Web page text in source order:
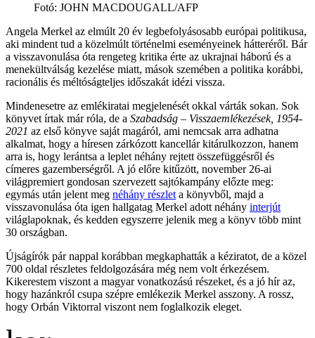
Fotó: JOHN MACDOUGALL/AFP
Angela Merkel az elmúlt 20 év legbefolyásosabb európai politikusa,
aki mindent tud a közelmúlt történelmi eseményeinek hátteréről. Bár
a visszavonulása óta rengeteg kritika érte az ukrajnai háború és a
menekültválság kezelése miatt, mások szemében a politika korábbi,
racionális és méltóságteljes időszakát idézi vissza.
Mindenesetre az emlékiratai megjelenését okkal várták sokan. Sok
könyvet írtak már róla, de a Szabadság – Visszaemlékezések, 1954-
2021 az első könyve saját magáról, ami nemcsak arra adhatna
alkalmat, hogy a híresen zárkózott kancellár kitárulkozzon, hanem
arra is, hogy lerántsa a leplet néhány rejtett összefüggésről és
címeres gazemberségről. A jó előre kitűzött, november 26-ai
világpremiert gondosan szervezett sajtókampány előzte meg:
egymás után jelent meg néhány részlet a könyvből, majd a
visszavonulása óta igen hallgatag Merkel adott néhány interjút
világlapoknak, és kedden egyszerre jelenik meg a könyv több mint
30 országban.
Újságírók pár nappal korábban megkaphatták a kéziratot, de a közel
700 oldal részletes feldolgozására még nem volt érkezésem.
Kikerestem viszont a magyar vonatkozású részeket, és a jó hír az,
hogy hazánkról csupa szépre emlékezik Merkel asszony. A rossz,
hogy Orbán Viktorral viszont nem foglalkozik eleget.